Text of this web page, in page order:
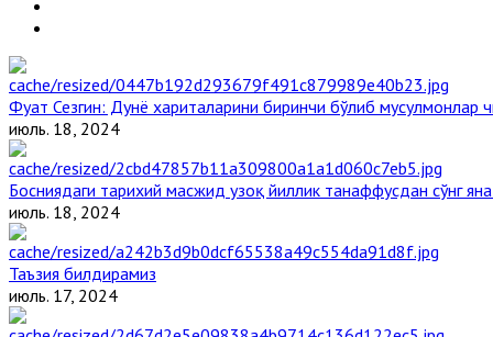
Фуат Сезгин: Дунё хариталарини биринчи бўлиб мусулмонлар
июль. 18, 2024
Босниядаги тарихий масжид узоқ йиллик танаффусдан сўнг
июль. 18, 2024
Таъзия билдирамиз
июль. 17, 2024